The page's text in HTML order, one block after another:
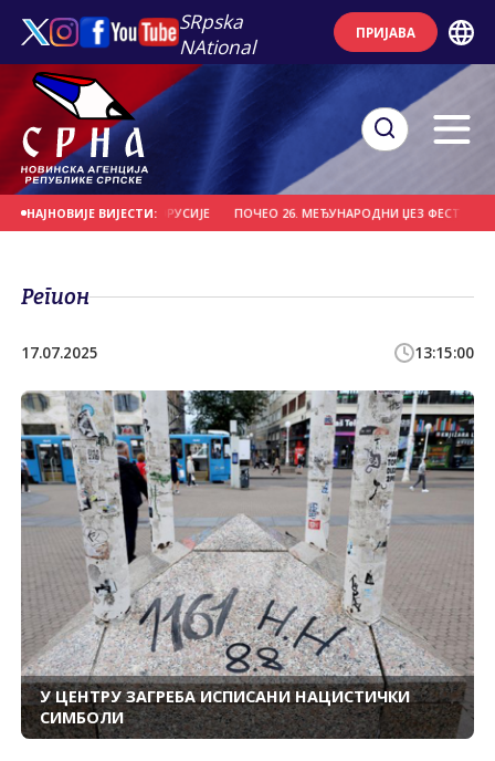
SRpska
NAtional
ПРИЈАВА
НАЈНОВИЈЕ ВИЈЕСТИ:
ИЗ БЈЕЛОРУСИЈЕ ПОЧЕО 26. МЕЂУНАРОДНИ ЏЕЗ ФЕСТИВАЛ НА
Регион
17.07.2025 13:15:00
У ЦЕНТРУ ЗАГРЕБА ИСПИСАНИ НАЦИСТИЧКИ
СИМБОЛИ